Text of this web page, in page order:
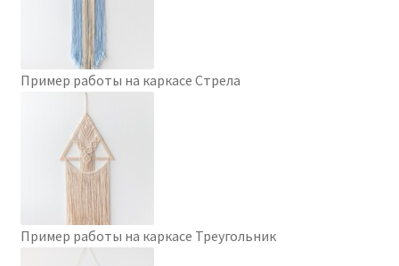
Пример работы на каркасе Стрела
Пример работы на каркасе Треугольник